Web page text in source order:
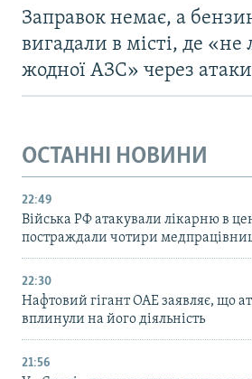
Заправок немає, а
вигадали в місті, де
жодної АЗС» через
ОСТАННІ НОВИНИ
22:49
Війська РФ атакували лікарню в
постраждали чотири
22:30
Нафтовий гігант ОАЕ заявляє, що
вплинули на його діяльність
21:56